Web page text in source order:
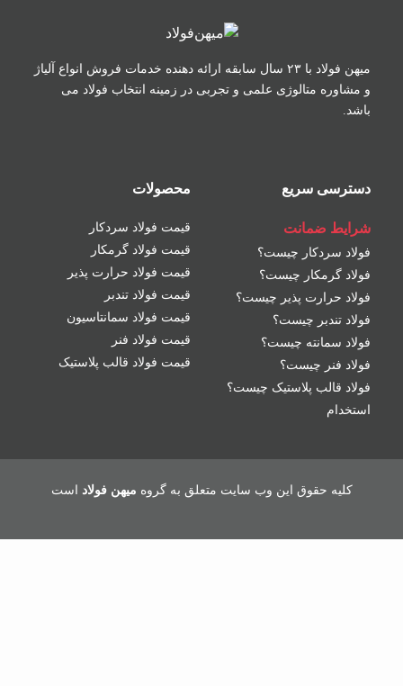
میهن فولاد با ۲۳ سال سابقه ارائه دهنده خدمات فروش
انواع آلیاژ
و مشاوره متالوژی علمی و تجربی در زمینه انتخاب فولاد می
باشد.
دسترسی سریع
شرایط ضمانت
فولاد سردکار چیست؟
فولاد گرمکار چیست؟
فولاد حرارت پذیر چیست؟
فولاد تندبر چیست؟
فولاد سمانته چیست؟
فولاد فنر چیست؟
فولاد قالب پلاستیک چیست؟
استخدام
محصولات
قیمت فولاد سردکار
قیمت فولاد گرمکار
قیمت فولاد حرارت پذیر
قیمت فولاد تندبر
قیمت فولاد سمانتاسیون
قیمت فولاد فنر
قیمت فولاد قالب پلاستیک
کلیه حقوق این وب سایت متعلق به گروه میهن فولاد است